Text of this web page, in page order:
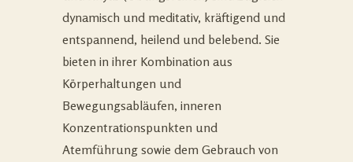
dynamisch und meditativ, kräftigend und
entspannend, heilend und belebend. Sie
bieten in ihrer Kombination aus
Körperhaltungen und
Bewegungsabläufen, inneren
Konzentrationspunkten und
Atemführung sowie dem Gebrauch von